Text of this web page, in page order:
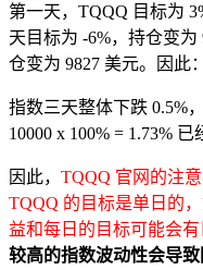
第一天，TQQQ 目标为
天目标为 -6%，持仓变
仓变为 9827 美元。因此：
指数三天整体下跌 0.5%
10000 x 100% = 1.73%
因此， TQQQ 官网的注
TQQQ 的目标是单日的
益和每日的目标可能会有
较高的指数波动性会导